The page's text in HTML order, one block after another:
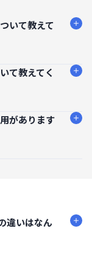
いて教えて
て教えてく
があります
違いはなん